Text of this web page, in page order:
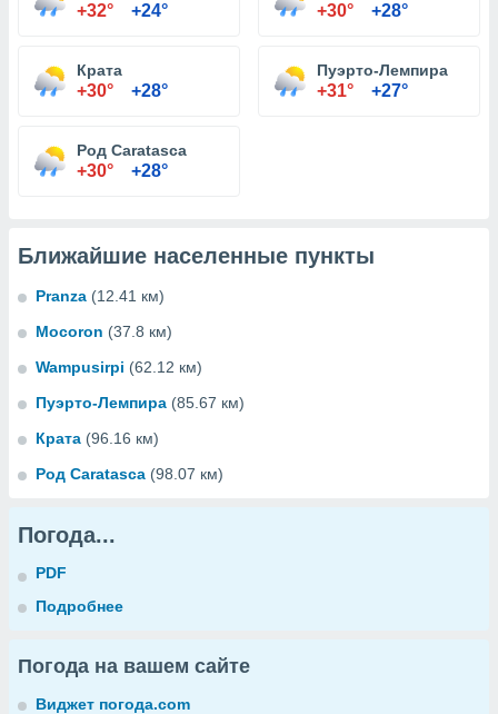
+32° +24° +30° +28°
Крата
+30° +28°
Пуэрто-Лемпира
+31° +27°
Род Caratasca
+30° +28°
Ближайшие населенные пункты
Pranza (12.41 км)
Mocoron (37.8 км)
Wampusirpi (62.12 км)
Пуэрто-Лемпира (85.67 км)
Крата (96.16 км)
Род Caratasca (98.07 км)
Погода...
PDF
Подробнее
Погода на вашем сайте
Виджет погода.com